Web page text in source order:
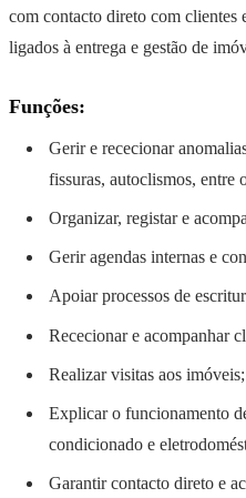
com contacto direto com clientes
ligados à entrega e gestão de
Funções:
Gerir e rececionar
fissuras, autoclismos, entre
Organizar, registar e
Gerir agendas internas e
Apoiar processos de
Rececionar e acompanhar
Realizar visitas aos imóveis;
Explicar o funcionamento
condicionado e
Garantir contacto direto e